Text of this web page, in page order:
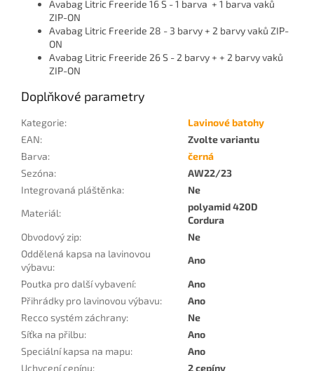
Avabag Litric Freeride 16 S - 1 barva + 1 barva vaků
ZIP-ON
Avabag Litric Freeride 28 - 3 barvy + 2 barvy vaků ZIP-
ON
Avabag Litric Freeride 26 S - 2 barvy + + 2 barvy vaků
ZIP-ON
Doplňkové parametry
Kategorie:
Lavinové batohy
EAN:
Zvolte variantu
Barva:
černá
Sezóna:
AW22/23
Integrovaná pláštěnka:
Ne
Materiál:
polyamid 420D
Cordura
Obvodový zip:
Ne
Oddělená kapsa na lavinovou
výbavu:
Ano
Poutka pro další vybavení:
Ano
Přihrádky pro lavinovou výbavu:
Ano
Recco systém záchrany:
Ne
Síťka na přilbu:
Ano
Speciální kapsa na mapu:
Ano
Uchycení cepínu:
2 cepíny